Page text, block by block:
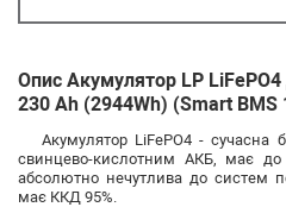
Опис Акумулятор LP
230 Ah (2944Wh) (Smart BMS
Акумулятор LiFePO4 -
свинцево-кислотним АКБ, має до
абсолютно нечутлива до систем
має ККД 95%.